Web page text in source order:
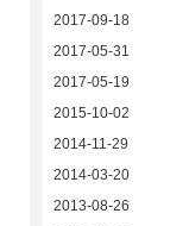
2017-09-18
2017-05-31
2017-05-19
2015-10-02
2014-11-29
2014-03-20
2013-08-26